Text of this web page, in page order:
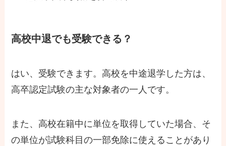
高校中退でも受験できる？
はい、受験できます。高校を中途退学した方は、
高卒認定試験の主な対象者の一人です。
また、高校在籍中に単位を取得していた場合、そ
の単位が試験科目の一部免除に使えることがあり